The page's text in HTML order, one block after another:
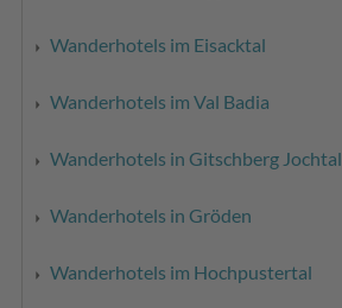
Wanderhotels im Eisacktal
Wanderhotels im Val Badia
Wanderhotels in Gitschberg Jochtal
Wanderhotels in Gröden
Wanderhotels im Hochpustertal